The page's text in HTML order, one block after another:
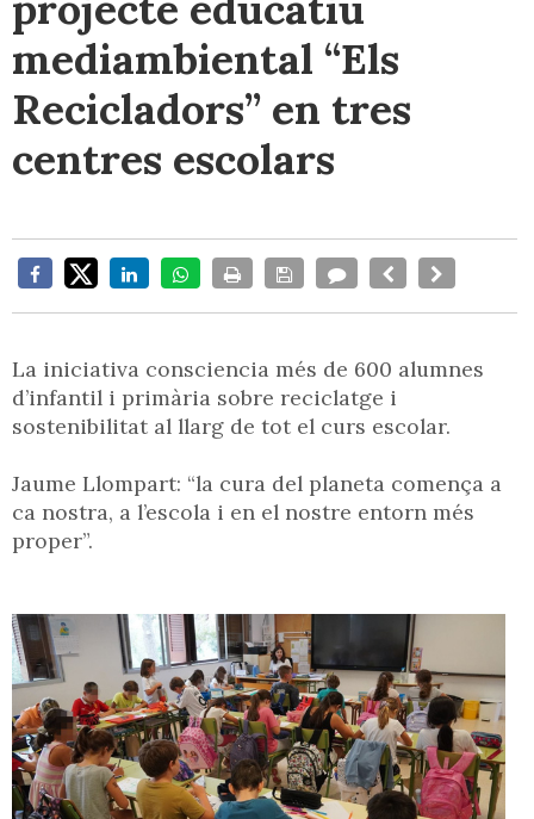
mediambiental “Els
Recicladors” en tres
centres escolars
La iniciativa consciencia més de 600 alumnes
d’infantil i primària sobre reciclatge i
sostenibilitat al llarg de tot el curs escolar.
Jaume Llompart: “la cura del planeta comença a
ca nostra, a l’escola i en el nostre entorn més
proper”.